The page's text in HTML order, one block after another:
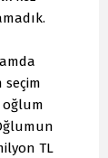
seçim
oğlum
TL